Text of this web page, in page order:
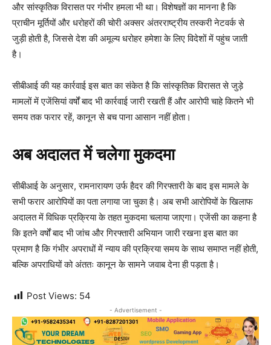
और सांस्कृतिक विरासत पर गंभीर हमला भी था। विशेषज्ञों का मानना है कि
प्राचीन मूर्तियों और धरोहरों की चोरी अक्सर अंतरराष्ट्रीय तस्करी नेटवर्क से
जुड़ी होती है, जिससे देश की अमूल्य धरोहर हमेशा के लिए विदेशों में पहुंच जाती
है।
सीबीआई की यह कार्रवाई इस बात का संकेत है कि सांस्कृतिक विरासत से जुड़े
मामलों में एजेंसियां वर्षों बाद भी कार्रवाई जारी रखती हैं और आरोपी चाहे कितने भी
समय तक फरार रहें, कानून से बच पाना आसान नहीं होता।
अब अदालत में चलेगा मुकदमा
सीबीआई के अनुसार, रामनारायण उर्फ हैदर की गिरफ्तारी के बाद इस मामले के
सभी फरार आरोपियों का पता लगाया जा चुका है। अब सभी आरोपियों के खिलाफ
अदालत में विधिक प्रक्रिया के तहत मुकदमा चलाया जाएगा। एजेंसी का कहना है
कि इतने वर्षों बाद भी जांच और गिरफ्तारी अभियान जारी रखना इस बात का
प्रमाण है कि गंभीर अपराधों में न्याय की प्रक्रिया समय के साथ समाप्त नहीं होती,
बल्कि अपराधियों को अंततः कानून के सामने जवाब देना ही पड़ता है।
Post Views: 54
- Advertisement -